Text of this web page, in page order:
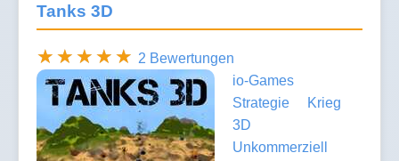
Tanks 3D
2 Bewertungen
io-Games
Strategie
Krieg
3D
Unkommerziell